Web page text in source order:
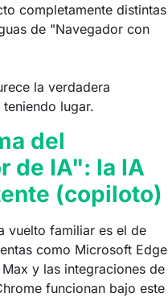
completamente distintas
de "Navegador con
la verdadera
lugar.
del
de IA": la IA
(copiloto)
vuelto familiar es el de
como Microsoft Edge
y las integraciones de
funcionan bajo este